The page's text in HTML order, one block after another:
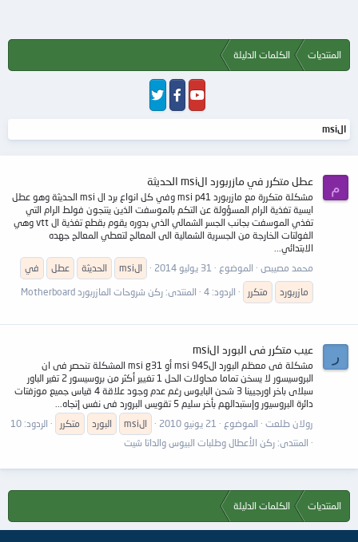
المنتديات الكلمات الدليلة
الmsi
م عطل متكرر في مازربورد الmsi الحديثة
مشكلة متكررة مع مازربورد msi p41 وفي كل انواع برد ال msi الحديثة وهو عطل
ايسية تغذية الرام المسؤولة عن التكم بالموسفت الذين ينتجون فولط الرام التي
تغذي الموسفت بجانب الجسر الشمالي الذي بدوره يقوم بقطع تغذية ال vtt وهي
الفولتات الخارجة من الجسرية الشمالية الى المعالج لتعطي المعالج جهده
الابتدائي...
محمد مصيبص
الموضوع 31 يوليو 2014 الmsi الحديثة عطل
في
مازربورد
متكرر الردود: 4 المنتدى: ركن شروحات المازربورد Motherboard
ر عيب متكرر فى البورد الmsi
مشكلة فى معظم البورد الmsi 945 أو msi g31 المشكلة تنحصر فى ان
البروسيسور لا يسخن تماما محاولات الحل 1 تغيير أكثر من بروسيسور 2 تغير الباور
سبلاى باخر اورجيينا 3 شحن البايوس رغم عدم وجود علاقة 4 قياس جميع موزفتات
دائرة البروسيور وإستبدالهم بأخر سليم 5 تقويس البرورد فى نفس إتجاه...
رولان طلعت
الموضوع 21 يونيو 2010 الmsi البورد متكرر
الردود: 10
المنتدى: ركن الأعطال وطلبات البيوس والداتا شيت
المنتديات الكلمات الدليلة